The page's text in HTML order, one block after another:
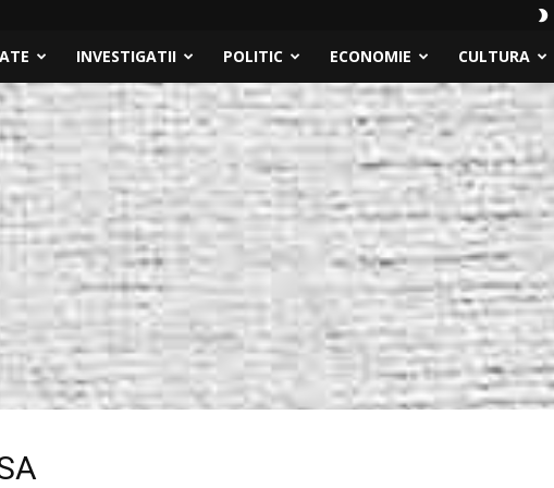
INVESTIGATII POLITIC ECONOMIE CULTURA